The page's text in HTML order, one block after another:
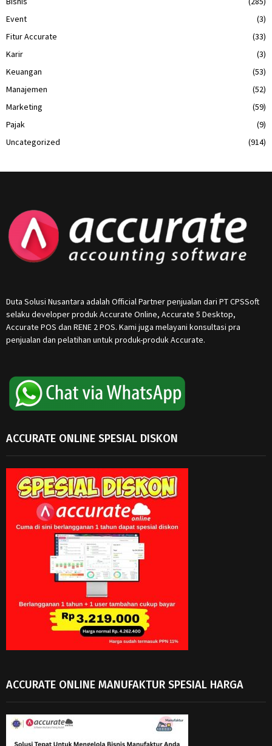
Event
(3)
Fitur Accurate
(33)
Karir
(3)
Keuangan
(53)
Manajemen
(52)
Marketing
(59)
Pajak
(9)
Uncategorized
(914)
Duta Solusi Nusantara adalah Official Partner penjualan dari PT CPSSoft
selaku developer produk Accurate Online, Accurate 5 Desktop,
Accurate POS dan RENE 2 POS. Kami juga melayani konsultasi pra
penjualan dan pelatihan untuk produk-produk Accurate.
ACCURATE ONLINE SPESIAL DISKON
ACCURATE ONLINE MANUFAKTUR SPESIAL HARGA